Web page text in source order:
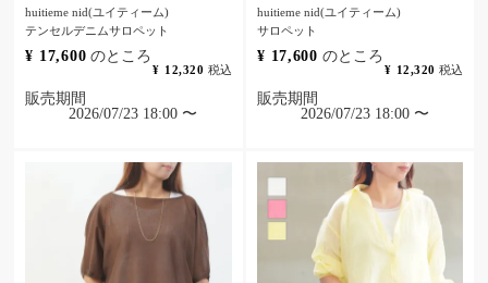
huitieme nid(ユイティーム)
テンセルデニムサロペット
¥ 17,600 のところ
¥ 12,320 税込
販売期間
2026/07/23 18:00 〜
huitieme nid(ユイティーム)
サロペット
¥ 17,600 のところ
¥ 12,320 税込
販売期間
2026/07/23 18:00 〜